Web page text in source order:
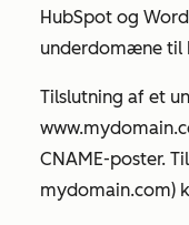
HubSpot og
underdomæne til
Tilslutning af et
CNAME-poster.
mydomain.com)